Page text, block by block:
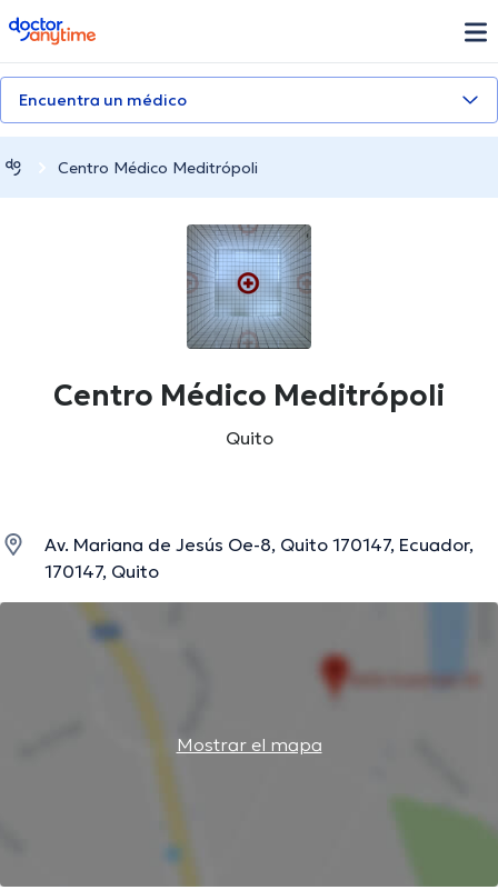
doctoranytime
Encuentra un médico
Centro Médico Meditrópoli
Centro Médico Meditrópoli
Quito
Av. Mariana de Jesús Oe-8, Quito 170147, Ecuador,
170147, Quito
Mostrar el mapa